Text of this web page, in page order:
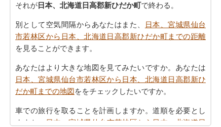
それが 日本、北海道日高郡新ひだか町で終わる。
別として空気間隔からあなたはまた、
日本、宮城県仙台
市若林区から日本、北海道日高郡新ひだか町までの距離
を見ることができます。
あなたはより大きな地図を見てみたいですか。あなたは
日本、宮城県仙台市若林区から日本、北海道日高郡新ひ
だか町までの地図ををチェックしたいですか。
車での旅行を取ることを計画しますか。道順を必要とし
ますか。
日本、宮城県仙台市若林区から日本、北海道日